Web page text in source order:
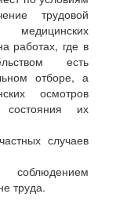
трудовой
медицинских
работах, где в
есть
отборе, а
осмотров
их
случаев
соблюдением
труда.